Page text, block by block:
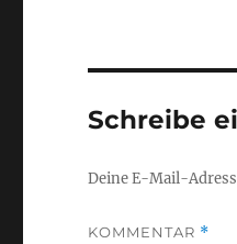
Schreibe
Deine E-Mail-
KOMMENTAR *